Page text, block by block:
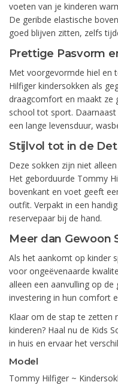
voeten van je kinderen
De geribde elastische
goed blijven zitten, zelfs
Prettige Pasvorm
Met voorgevormde hiel en
Hilfiger kindersokken als
draagcomfort en maakt ze
school tot sport.
een lange levensduur,
Stijlvol tot in de
Deze sokken zijn niet
Het geborduurde Tommy
bovenkant en voet geeft
outfit. Verpakt in een
reservepaar bij de hand.
Meer dan Gewoon
Als het aankomt op kinder
voor ongeëvenaarde
alleen een aanvulling op
investering in hun comfort
Klaar om de stap te
kinderen? Haal nu de Kids
in huis en ervaar het
Model
Tommy Hilfiger ~